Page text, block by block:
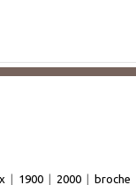
| 1900 | 2000 | broche